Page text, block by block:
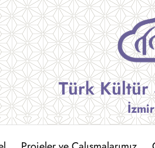
Türk Kültür